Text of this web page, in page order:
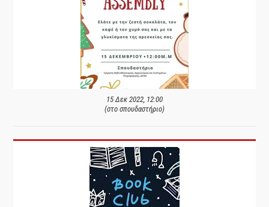
15 Δεκ 2022, 12:00
(στο σπουδαστήριο)